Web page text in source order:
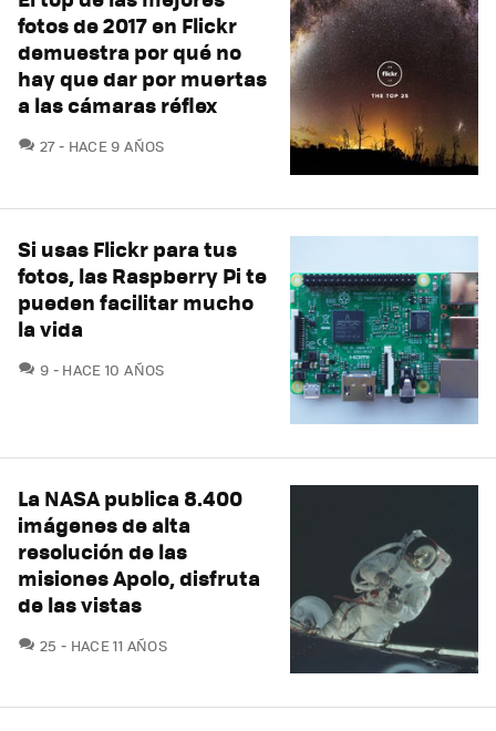
fotos de 2017 en Flickr
demuestra por qué no
hay que dar por muertas
a las cámaras réflex
27COMENTARIOS
HACE 9 AÑOS
Si usas Flickr para tus
fotos, las Raspberry Pi te
pueden facilitar mucho
la vida
9 COMENTARIOS
HACE 10 AÑOS
La NASA publica 8.400
imágenes de alta
resolución de las
misiones Apolo, disfruta
de las vistas
25 COMENTARIOS
HACE 11 AÑOS